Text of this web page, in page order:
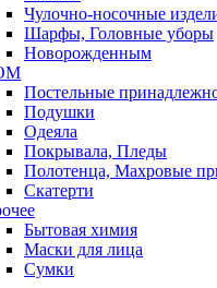
Чулочно-носочные
Шарфы, Головные уборы
Новорожденным
Постельные
Подушки
Одеяла
Покрывала, Пледы
Полотенца, Махровые
Скатерти
Бытовая химия
Маски для лица
Сумки